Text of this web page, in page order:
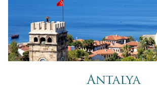
seyahatinizi zevkli hale getirmek için gerekli
ve ince düşünülmüş ayrıntıları sunuyor. İster
konaklama, ister uzun bir yılın sonunda
olsun, otellerimizden biri mutlaka
Eğer gideceğiniz destinasyon belli ise,
konfor ve kaliteli servisi bir arada
Antalya